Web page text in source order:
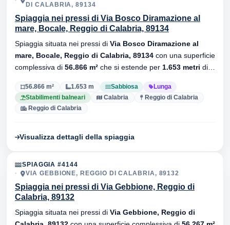
DI CALABRIA, 89134
Spiaggia nei pressi di Via Bosco Diramazione al
mare, Bocale, Reggio di Calabria, 89134
Spiaggia situata nei pressi di Via Bosco Diramazione al
mare, Bocale, Reggio di Calabria, 89134 con una superficie
complessiva di 56.866 m² che si estende per 1.653 metri di
balneari.
56.866 m² 1.653 m Sabbiosa
Lunga
Stabilimenti balneari
Calabria
Reggio di Calabria
Reggio di Calabria
Visualizza dettagli della spiaggia
SPIAGGIA #4144
VIA GEBBIONE, REGGIO DI CALABRIA, 89132
Spiaggia nei pressi di Via Gebbione, Reggio di
Calabria, 89132
Spiaggia situata nei pressi di Via Gebbione, Reggio di